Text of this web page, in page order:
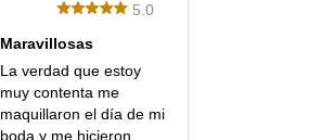
5.0
Maravillosas
La verdad que estoy
muy contenta me
maquillaron el día de mi
boda y me hicieron